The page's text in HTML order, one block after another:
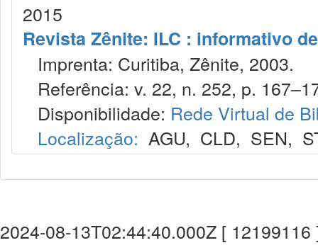
2015
Revista Zênite: ILC : informativo
Imprenta: Curitiba, Zênite, 2003.
Referência: v. 22, n. 252, p.
Disponibilidade: Rede Virtual de
Localização: AGU, CLD, SEN,
2024-08-13T02:44:40.000Z [ 12199116